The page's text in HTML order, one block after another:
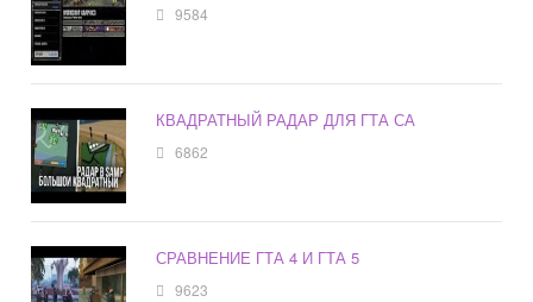
9584
КВАДРАТНЫЙ РАДАР ДЛЯ ГТА СА
6862
СРАВНЕНИЕ ГТА 4 И ГТА 5
9623